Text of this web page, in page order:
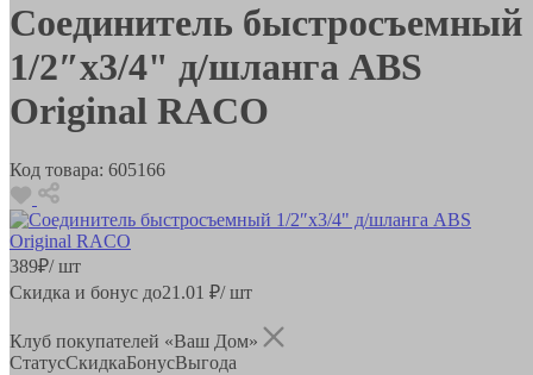
Соединитель быстросъемный
1/2″x3/4" д/шланга ABS
Original RACO
Код товара: 605166
389₽/ шт
Скидка и бонус до21.01 ₽/ шт
Клуб покупателей «Ваш Дом»
СтатусСкидкаБонусВыгода